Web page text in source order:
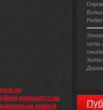
на
діяльності на
комісія
Этот
чуть